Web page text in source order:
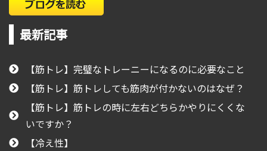
最新記事
【筋トレ】完璧なトレーニーになるのに必要なこと
【筋トレ】筋トレしても筋肉が付かないのはなぜ？
【筋トレ】筋トレの時に左右どちらかやりにくくな
いですか？
【冷え性】